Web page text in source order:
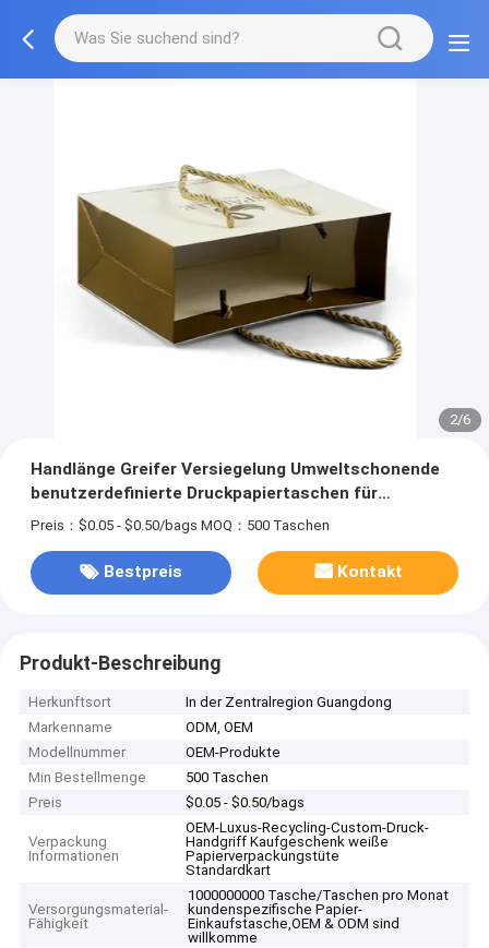
3/6
Handlänge Greifer Versiegelung Umweltschonende
benutzerdefinierte Druckpapiertaschen für
Shopping-Schuhe
Preis：$0.05 - $0.50/bags MOQ：500 Taschen
Bestpreis Kontakt
Produkt-Beschreibung
Herkunftsort
In der Zentralregion Guangdong
Markenname
ODM, OEM
Modellnummer
OEM-Produkte
Min Bestellmenge
500 Taschen
Preis
$0.05 - $0.50/bags
Verpackung
Informationen
OEM-Luxus-Recycling-Custom-Druck-
Handgriff Kaufgeschenk weiße
Papierverpackungstüte
Standardkart
Versorgungsmaterial-
Fähigkeit
1000000000 Tasche/Taschen pro Monat
kundenspezifische Papier-
Einkaufstasche,OEM & ODM sind
willkomme